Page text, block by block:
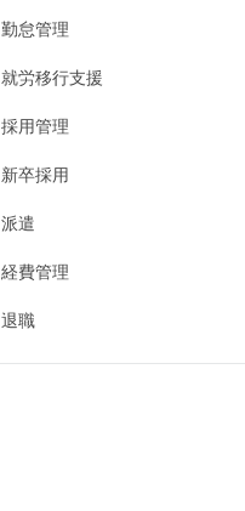
勤怠管理
就労移行支援
採用管理
新卒採用
派遣
経費管理
退職